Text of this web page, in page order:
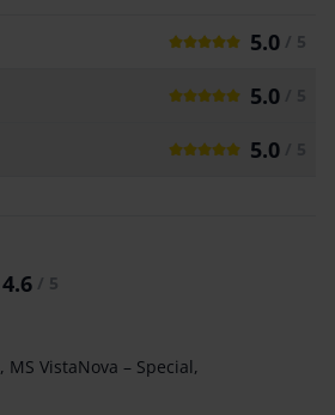
5.0 / 5
5.0
5.0
4.6 / 5
, MS VistaNova – Special,